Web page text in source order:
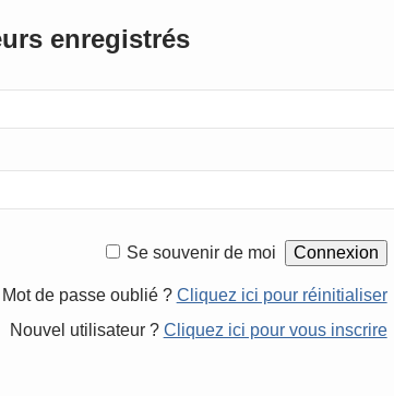
enregistrés
Se souvenir de moi
Mot de passe oublié ? Cliquez ici pour réinitialiser
Nouvel utilisateur ? Cliquez ici pour vous inscrire